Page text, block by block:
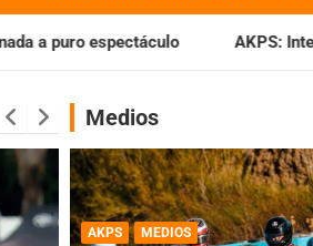
AKPS: Intervino la IGJ y oficializó
Medios
AKPS MEDIOS